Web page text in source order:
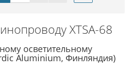
XTSA-68
осветительному
Aluminium, Финляндия)